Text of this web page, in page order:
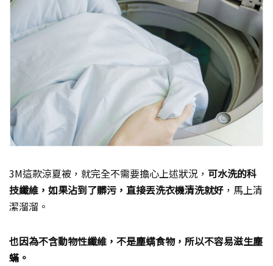
3M這款涼夏被，就完全不需要擔心上述狀況， 可水洗的科
技纖維，如果沾到了髒污，直接丟洗衣機清洗就好 ，馬上清
潔溜溜。
也因為不含動物性纖維，不是塵螨食物，所以不容易滋生塵
蟎。